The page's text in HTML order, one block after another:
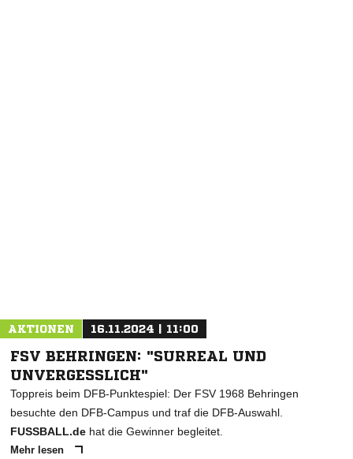
AKTIONEN 16.11.2024 | 11:00
FSV BEHRINGEN: "SURREAL UND
UNVERGESSLICH"
Toppreis beim DFB-Punktespiel: Der FSV 1968 Behringen
besuchte den DFB-Campus und traf die DFB-Auswahl.
FUSSBALL.de hat die Gewinner begleitet.
Mehr lesen